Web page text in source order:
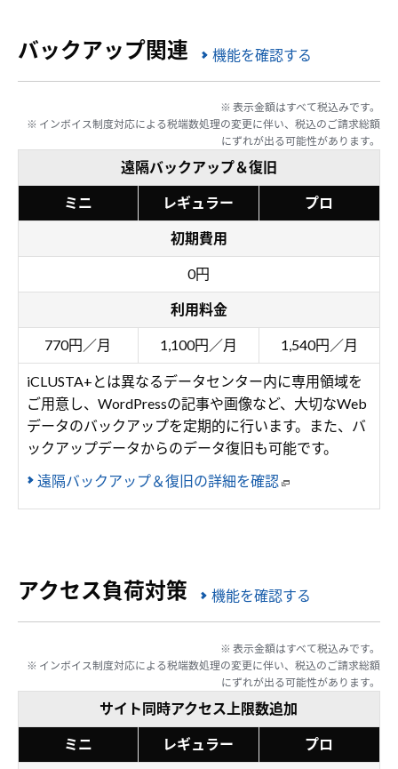
バックアップ関連 機能を確認する
※ 表示金額はすべて税込みです。
※ インボイス制度対応による税端数処理の変更に伴い、税込のご請求総額
にずれが出る可能性があります。
遠隔バックアップ＆復旧
ミニ レギュラー プロ
初期費用
0円
利用料金
770円／月 1,100円／月 1,540円／月
iCLUSTA+とは異なるデータセンター内に専用領域を
ご用意し、WordPressの記事や画像など、大切なWeb
データのバックアップを定期的に行います。また、バ
ックアップデータからのデータ復旧も可能です。
遠隔バックアップ＆復旧の詳細を確認
アクセス負荷対策 機能を確認する
※ 表示金額はすべて税込みです。
※ インボイス制度対応による税端数処理の変更に伴い、税込のご請求総額
にずれが出る可能性があります。
サイト同時アクセス上限数追加
ミニ レギュラー プロ